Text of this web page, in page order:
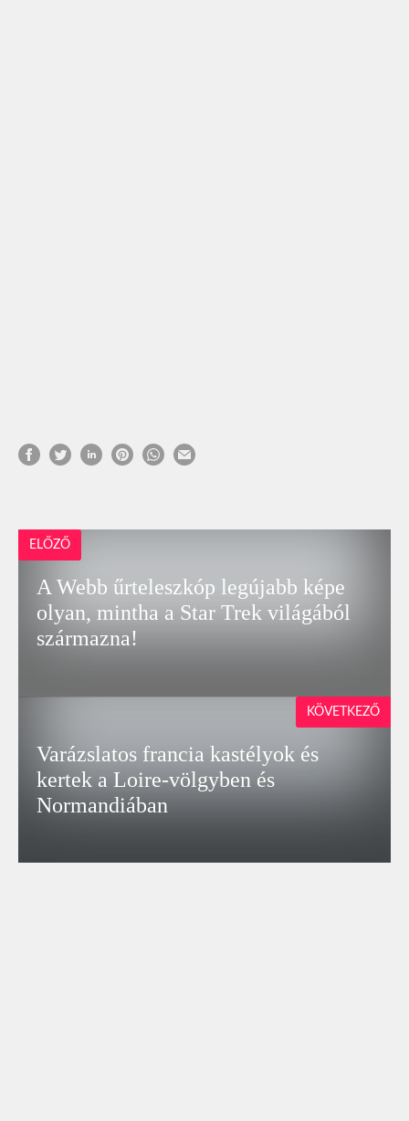
ELŐZŐ
A Webb űrteleszkóp legújabb képe
olyan, mintha a Star Trek világából
származna!
Varázslatos francia kastélyok és
kertek a Loire-völgyben és
Normandiában
KÖVETKEZŐ